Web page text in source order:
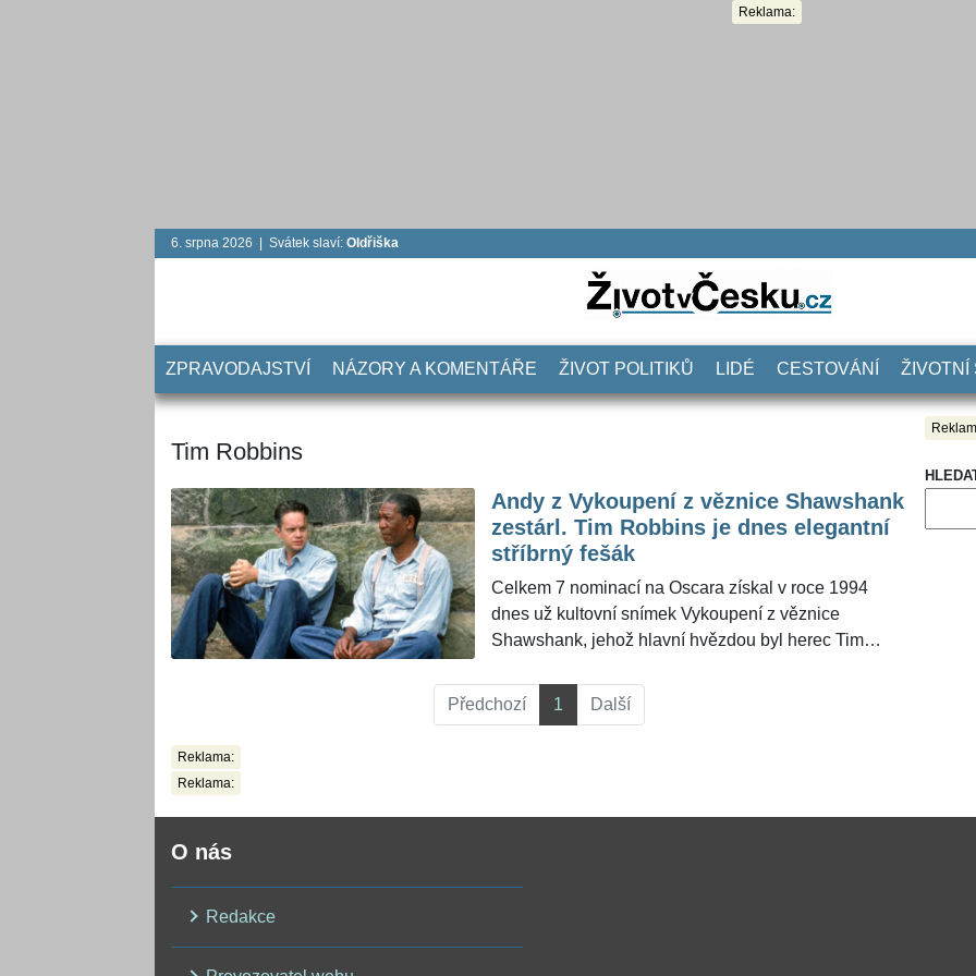
Reklama:
6. srpna 2026 | Svátek slaví: Oldřiška
ZPRAVODAJSTVÍ NÁZORY A KOMENTÁŘE ŽIVOT POLITIKŮ LIDÉ CESTOVÁNÍ ŽIVOTNÍ
Tim Robbins
Andy z Vykoupení z věznice Shawshank
zestárl. Tim Robbins je dnes elegantní
stříbrný fešák
Celkem 7 nominací na Oscara získal v roce 1994
dnes už kultovní snímek Vykoupení z věznice
Shawshank, jehož hlavní hvězdou byl herec Tim
natáčení 36 let a díky svému výkonu se stal
Předchozí 1 Další
Reklama:
Reklama:
O nás
Redakce